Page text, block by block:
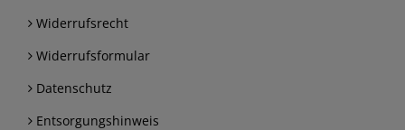
Widerrufsrecht
Widerrufsformular
Datenschutz
Entsorgungshinweis